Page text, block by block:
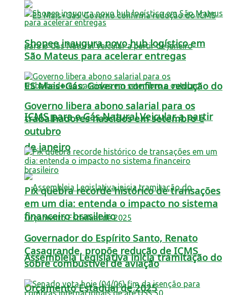
ES Mais+Gás: Governo confirma redução do
ICMS para o Gás Natural Veicular a partir
de janeiro
Assembleia Legislativa inicia tramitação do
Orçamento Estadual de 2025
Shopee inaugura novo hub logístico em
São Mateus para acelerar entregas
Governo libera abono salarial para os
trabalhadores nascidos em setembro e
outubro
Pix quebra recorde histórico de transações
em um dia: entenda o impacto no sistema
financeiro brasileiro
Governador do Espírito Santo, Renato
Casagrande, propõe redução de ICMS
sobre combustível de aviação